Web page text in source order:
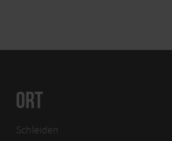
ORT
Schleiden